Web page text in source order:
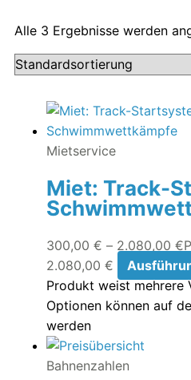
Alle 3 Ergebnisse werden
Mietservice
Miet: Track-
300,00 € – 2.080,00 €
2.080,00 €
Produkt weist mehrere
Optionen können auf
werden
Bahnenzahlen